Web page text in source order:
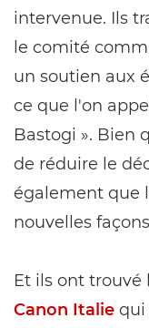
intervenue. Ils
le comité
un soutien aux
ce que l'on
Bastogi ». Bien
de réduire le
également que
nouvelles
Et ils ont trouvé
Canon Italie qui